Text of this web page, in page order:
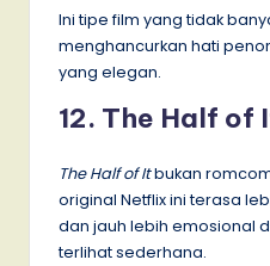
Ini tipe film yang tidak
menghancurkan hati
yang elegan.
12. The Half
The Half of Itbukan
original Netflix ini terasa
dan jauh lebih emosional
terlihat sederhana.